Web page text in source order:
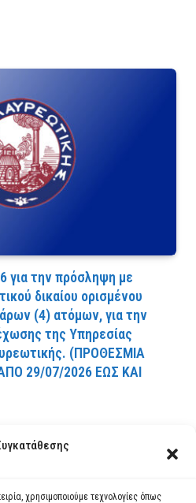
χρησιμοποιούμε τεχνολογίες όπως
για την πρόσληψη με
δικαίου ορισμένου
(4) ατόμων, για την
της Υπηρεσίας
(ΠPOΘEΣMIA
29/07/2026 EΩΣ KAI